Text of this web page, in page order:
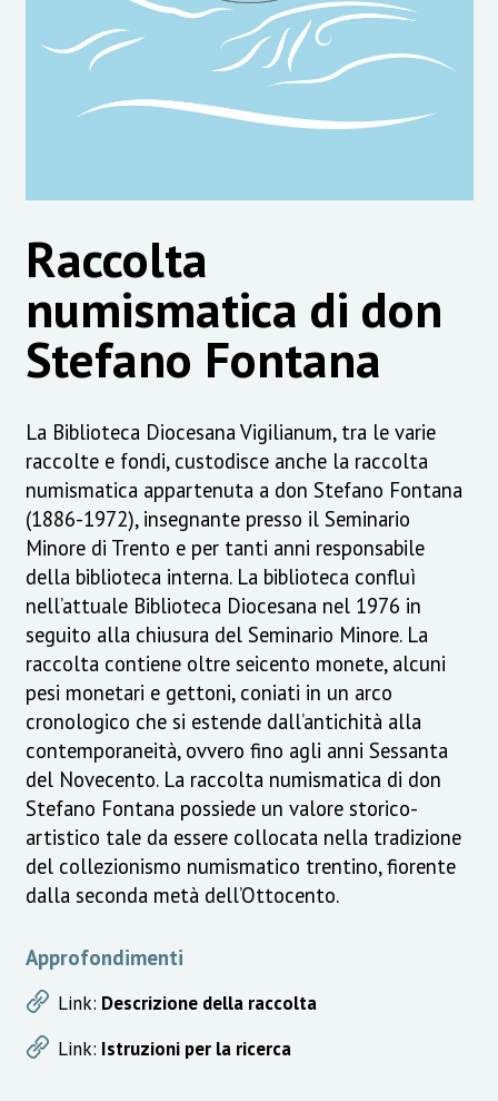
Raccolta
numismatica di don
Stefano Fontana
La Biblioteca Diocesana Vigilianum, tra le varie
raccolte e fondi, custodisce anche la raccolta
numismatica appartenuta a don Stefano Fontana
(1886-1972), insegnante presso il Seminario
Minore di Trento e per tanti anni responsabile
della biblioteca interna. La biblioteca confluì
nell’attuale Biblioteca Diocesana nel 1976 in
seguito alla chiusura del Seminario Minore. La
raccolta contiene oltre seicento monete, alcuni
pesi monetari e gettoni, coniati in un arco
cronologico che si estende dall’antichità alla
contemporaneità, ovvero fino agli anni Sessanta
del Novecento. La raccolta numismatica di don
Stefano Fontana possiede un valore storico-
artistico tale da essere collocata nella tradizione
del collezionismo numismatico trentino, fiorente
dalla seconda metà dell’Ottocento.
Approfondimenti
Link: Descrizione della raccolta
Link: Istruzioni per la ricerca